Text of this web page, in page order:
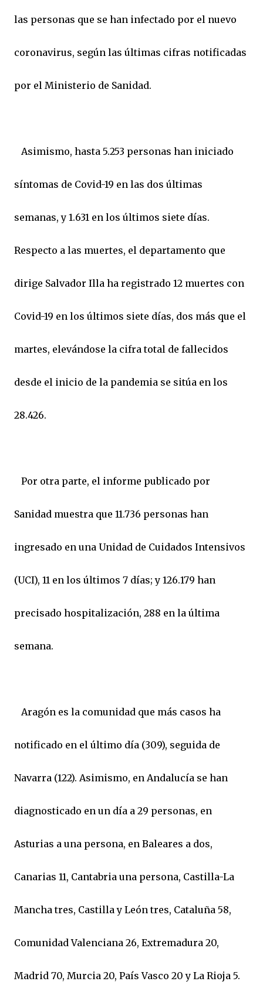
las personas que se han infectado por el nuevo
coronavirus, según las últimas cifras notificadas
por el Ministerio de Sanidad.
Asimismo, hasta 5.253 personas han iniciado
síntomas de Covid-19 en las dos últimas
semanas, y 1.631 en los últimos siete días.
Respecto a las muertes, el departamento que
dirige Salvador Illa ha registrado 12 muertes con
Covid-19 en los últimos siete días, dos más que el
martes, elevándose la cifra total de fallecidos
desde el inicio de la pandemia se sitúa en los
28.426.
Por otra parte, el informe publicado por
Sanidad muestra que 11.736 personas han
ingresado en una Unidad de Cuidados Intensivos
(UCI), 11 en los últimos 7 días; y 126.179 han
precisado hospitalización, 288 en la última
semana.
Aragón es la comunidad que más casos ha
notificado en el último día (309), seguida de
Navarra (122). Asimismo, en Andalucía se han
diagnosticado en un día a 29 personas, en
Asturias a una persona, en Baleares a dos,
Canarias 11, Cantabria una persona, Castilla-La
Mancha tres, Castilla y León tres, Cataluña 58,
Comunidad Valenciana 26, Extremadura 20,
Madrid 70, Murcia 20, País Vasco 20 y La Rioja 5.